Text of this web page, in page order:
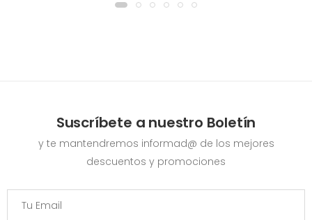
Suscríbete a nuestro Boletín
y te mantendremos informad@ de los mejores
descuentos y promociones